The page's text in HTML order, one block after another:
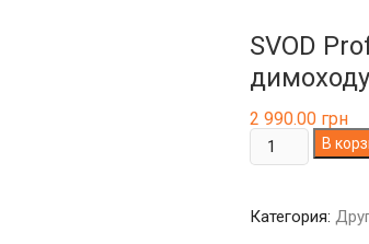
SVOD
2 990.00 грн
Количество
товара
Professional
В
Категория: